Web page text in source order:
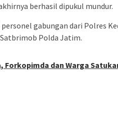
berhasil dipukul mundur.
gabungan dari Polres
Polda Jatim.
Forkopimda dan Warga